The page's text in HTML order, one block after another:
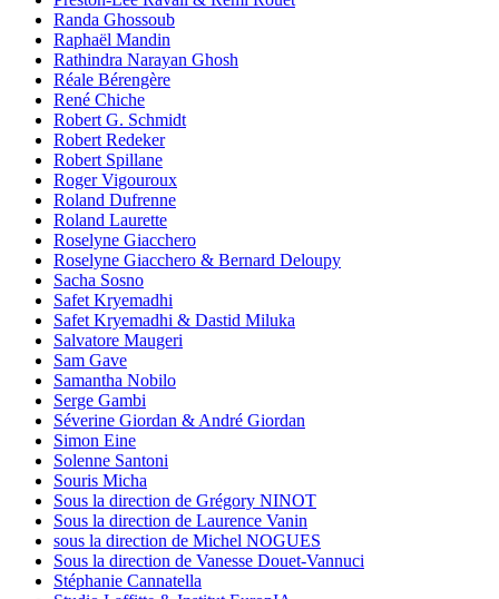
Randa Ghossoub
Raphaël Mandin
Rathindra Narayan Ghosh
Réale Bérengère
René Chiche
Robert G. Schmidt
Robert Redeker
Robert Spillane
Roger Vigouroux
Roland Dufrenne
Roland Laurette
Roselyne Giacchero
Roselyne Giacchero & Bernard Deloupy
Sacha Sosno
Safet Kryemadhi
Safet Kryemadhi & Dastid Miluka
Salvatore Maugeri
Sam Gave
Samantha Nobilo
Serge Gambi
Séverine Giordan & André Giordan
Simon Eine
Solenne Santoni
Souris Micha
Sous la direction de Grégory NINOT
Sous la direction de Laurence Vanin
sous la direction de Michel NOGUES
Sous la direction de Vanesse Douet-Vannuci
Stéphanie Cannatella